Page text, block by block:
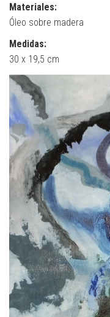
Materiales:
Óleo sobre madera
Medidas:
30 x 19,5 cm